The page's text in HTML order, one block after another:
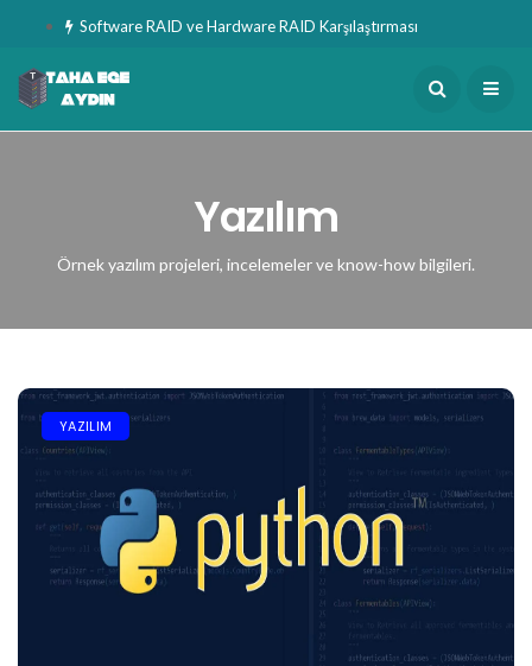
Software RAID ve Hardware RAID Karşılaştırması
Yazılım
Örnek yazılım projeleri, incelemeler ve know-how bilgileri.
YAZILIM